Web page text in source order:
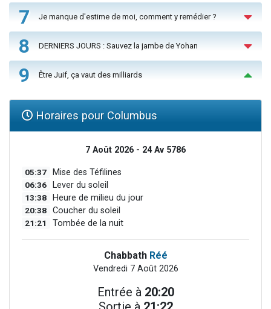
7 Je manque d'estime de moi, comment y remédier ?
8 DERNIERS JOURS : Sauvez la jambe de Yohan
9 Être Juif, ça vaut des milliards
Horaires pour Columbus
7 Août 2026 - 24 Av 5786
05:37 Mise des Téfilines
06:36 Lever du soleil
13:38 Heure de milieu du jour
20:38 Coucher du soleil
21:21 Tombée de la nuit
Chabbath Réé
Vendredi 7 Août 2026
Entrée à 20:20